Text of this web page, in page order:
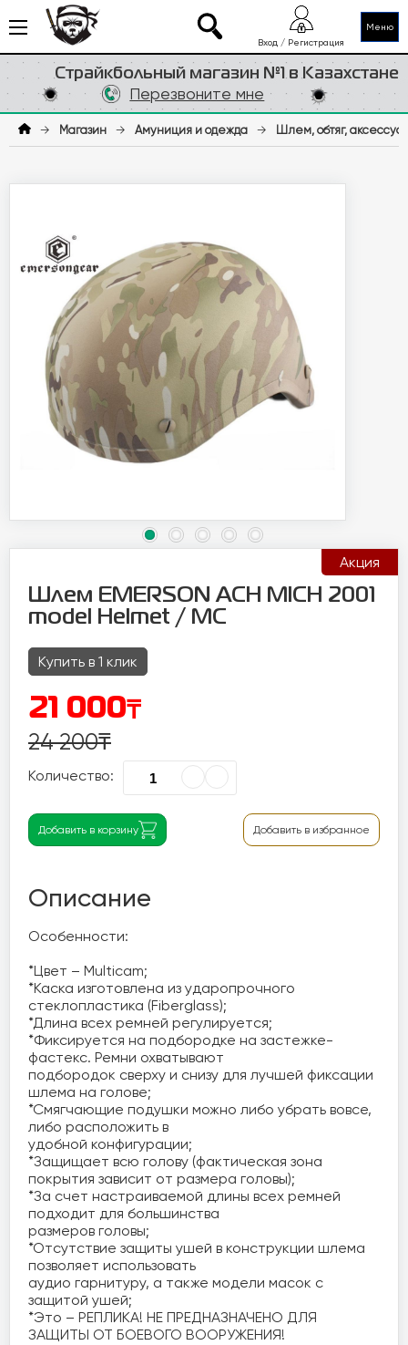
Меню
Страйкбольный магазин №1 в Казахстане
Вход / Регистрация
Перезвоните мне
→ Магазин → Амуниция и одежда → Шлем, обтяг,
Шлем EMERSON ACH MICH 2001
model Helmet / МС
Купить в 1 клик
Акция
21 000₸
24 200₸
Количество:
Добавить в корзину Добавить в избранное
Описание
Особенности:
*Цвет – Multicam;
*Каска изготовлена из ударопрочного
стеклопластика (Fiberglass);
*Длина всех ремней регулируется;
*Фиксируется на подбородке на застежке-
фастекс. Ремни охватывают
подбородок сверху и снизу для лучшей фиксации
шлема на голове;
*Смягчающие подушки можно либо убрать вовсе,
либо расположить в
удобной конфигурации;
*Защищает всю голову (фактическая зона
покрытия зависит от размера головы);
*За счет настраиваемой длины всех ремней
подходит для большинства
размеров головы;
*Отсутствие защиты ушей в конструкции шлема
позволяет использовать
аудио гарнитуру, а также модели масок с
защитой ушей;
*Это – РЕПЛИКА! НЕ ПРЕДНАЗНАЧЕНО ДЛЯ
ЗАЩИТЫ ОТ БОЕВОГО ВООРУЖЕНИЯ!